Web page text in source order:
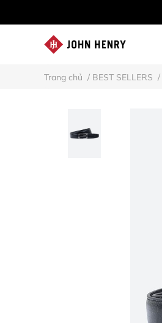
Trang chủ / BEST SELLERS /